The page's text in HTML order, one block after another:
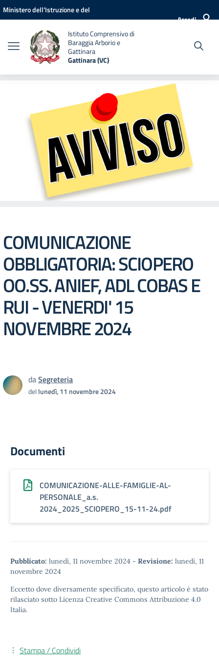
Vai ai contenuti
Vai al menu di navigazione
Vai al footer
Ministero dell'Istruzione e del
Accedi
Istituto Comprensivo di
Baraggia Arborio e
Gattinara
Gattinara (VC)
COMUNICAZIONE
OBBLIGATORIA: SCIOPERO
OO.SS. ANIEF, ADL COBAS E
RUI - VENERDI' 15
NOVEMBRE 2024
daSegreteria
dellunedì, 11 novembre 2024
Documenti
COMUNICAZIONE-ALLE-FAMIGLIE-AL-
PERSONALE_a.s.
2024_2025_SCIOPERO_15-11-24.pdf
Pubblicato: lunedì, 11 novembre 2024 - Revisione: lunedì, 11
novembre 2024
Eccetto dove diversamente specificato, questo articolo è stato
rilasciato sotto Licenza Creative Commons Attribuzione 4.0
Italia.
Stampa / Condividi